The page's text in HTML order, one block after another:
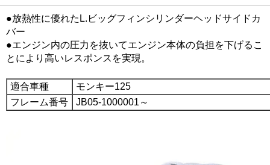
●放熱性に優れたL.ビッグフィンシリンダーヘッドサイドカ
バー
●エンジン内の圧力を抜いてエンジン本体の負担を下げるこ
とにより高いレスポンスを実現。
適合車種
モンキー125
フレーム番号
JB05-1000001～